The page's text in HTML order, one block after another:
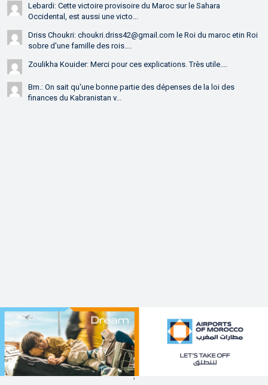
Lebardi: Cette victoire provisoire du Maroc sur le Sahara
Occidental, est aussi une victo...
Driss Choukri: choukri.driss42@gmail.com le Roi du maroc etin Roi
sobre d'une famille des rois....
Zoulikha Kouider: Merci pour ces explications. Très utile....
Bm.: On sait qu'une bonne partie des dépenses de la loi des
finances du Kabranistan v...
,